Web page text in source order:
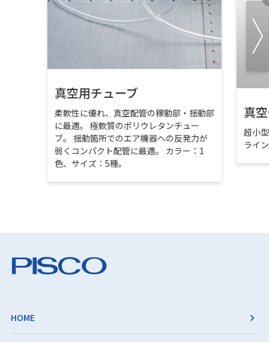
真空用チューブ
柔軟性に優れ、真空配管の稼動部・揺動部
に最適。 極軟質のポリウレタンチュー
ブ。 揺動箇所でのエア機器への反発力が
弱くコンパクト配管に最適。 カラー：1
色、サイズ：5種。
真
超小
ライ
HOME